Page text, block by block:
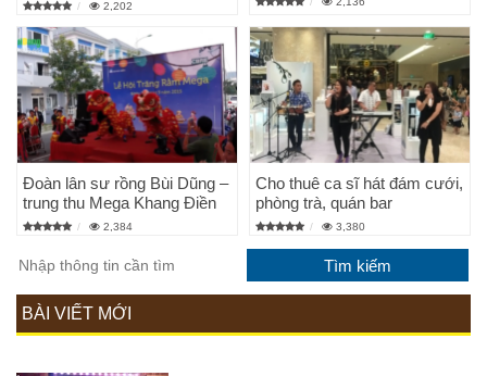
2,202
Đoàn lân sư rồng Bùi Dũng –
trung thu Mega Khang Điền
2,384
Cho thuê ca sĩ hát đám cưới,
phòng trà, quán bar
3,380
BÀI VIẾT MỚI